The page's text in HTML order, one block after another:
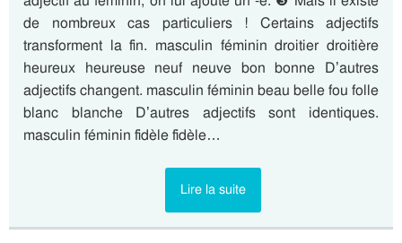
de nombreux cas particuliers ! Certains adjectifs
transforment la fin. masculin féminin droitier droitière
heureux heureuse neuf neuve bon bonne D’autres
adjectifs changent. masculin féminin beau belle fou folle
blanc blanche D’autres adjectifs sont identiques.
masculin féminin fidèle fidèle…
Lire la suite